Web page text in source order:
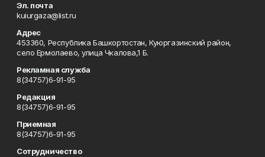
Эл. почта
kuiurgaza@list.ru
Адрес
453360, Республика Башкортостан, Куюргазинский район,
село Ермолаево, улица Чкалова,1 Б.
Рекламная служба
8(34757)6-91-95
Редакция
8(34757)6-91-95
Приемная
8(34757)6-91-95
Сотрудничество